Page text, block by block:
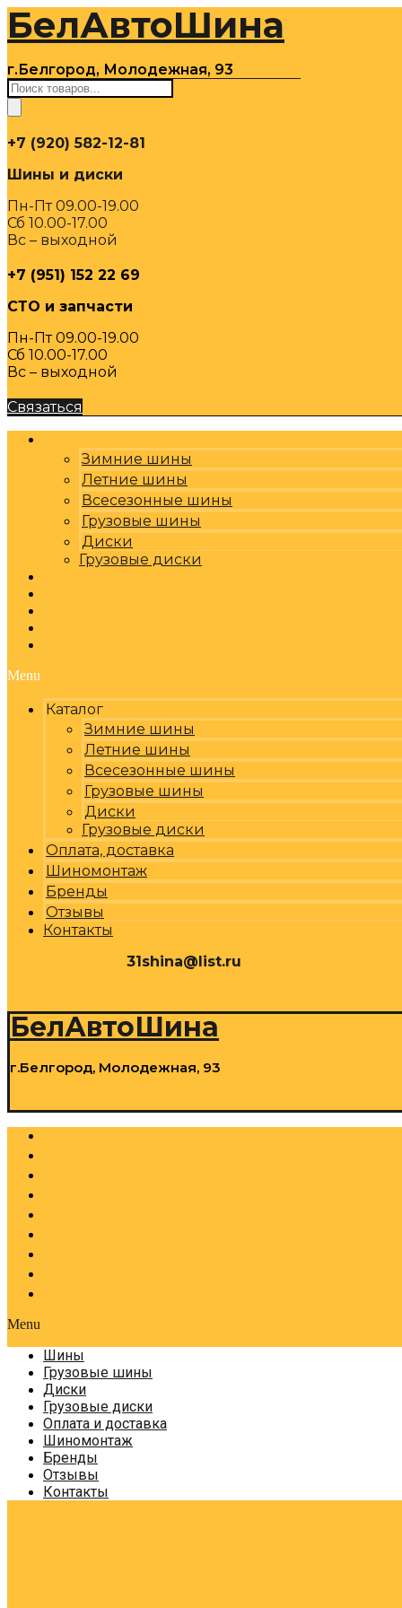
Перейти
содержимому
БелАвтоШина
г.Белгород, Молодежная, 93
Поиск
товаров
+7 (920) 582-12-81
Шины и диски
Пн-Пт 09.00-19.00
Сб 10.00-17.00
Вс – выходной
+7 (951) 152 22 69
СТО и запчасти
Пн-Пт 09.00-19.00
Сб 10.00-17.00
Вс – выходной
Связаться
Зимние шины
Летние шины
Всесезонные шины
Грузовые шины
Диски
Грузовые диски
Menu
Каталог
Зимние шины
Летние шины
Всесезонные шины
Грузовые шины
Диски
Грузовые диски
Оплата, доставка
Шиномонтаж
Бренды
Отзывы
Контакты
31shina@list.ru
БелАвтоШина
г.Белгород, Молодежная, 93
Menu
Шины
Грузовые шины
Диски
Грузовые диски
Оплата и доставка
Шиномонтаж
Бренды
Отзывы
Контакты